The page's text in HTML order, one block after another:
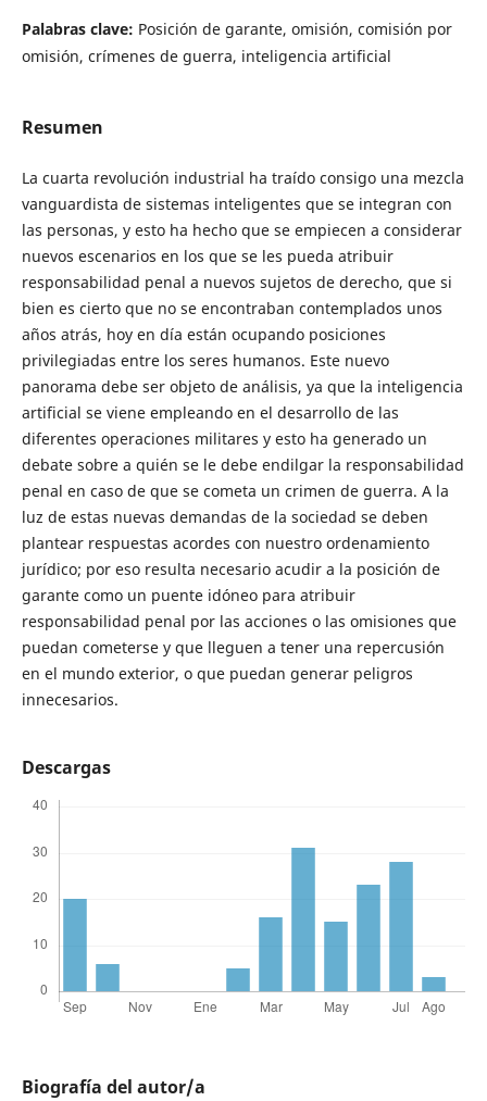
Palabras clave: Posición de garante, omisión, comisión por
omisión, crímenes de guerra, inteligencia artificial
Resumen
La cuarta revolución industrial ha traído consigo una mezcla
vanguardista de sistemas inteligentes que se integran con
las personas, y esto ha hecho que se empiecen a considerar
nuevos escenarios en los que se les pueda atribuir
responsabilidad penal a nuevos sujetos de derecho, que si
bien es cierto que no se encontraban contemplados unos
años atrás, hoy en día están ocupando posiciones
privilegiadas entre los seres humanos. Este nuevo
panorama debe ser objeto de análisis, ya que la inteligencia
artificial se viene empleando en el desarrollo de las
diferentes operaciones militares y esto ha generado un
debate sobre a quién se le debe endilgar la responsabilidad
penal en caso de que se cometa un crimen de guerra. A la
luz de estas nuevas demandas de la sociedad se deben
plantear respuestas acordes con nuestro ordenamiento
jurídico; por eso resulta necesario acudir a la posición de
garante como un puente idóneo para atribuir
responsabilidad penal por las acciones o las omisiones que
puedan cometerse y que lleguen a tener una repercusión
en el mundo exterior, o que puedan generar peligros
innecesarios.
Descargas
Biografía del autor/a